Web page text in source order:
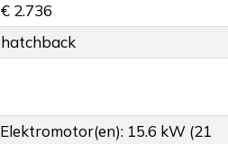
€ 2.736
hatchback
Elektromotor(en): 15.6 kW (21